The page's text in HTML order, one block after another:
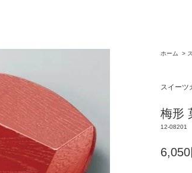
ホーム >
スイーツ
梅形
12-08201